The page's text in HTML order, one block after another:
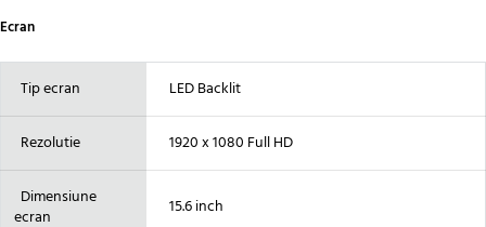
Ecran
Tip ecran LED Backlit
Rezolutie 1920 x 1080 Full HD
Dimensiune
ecran
15.6 inch